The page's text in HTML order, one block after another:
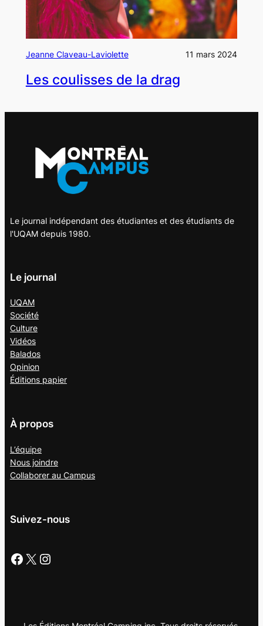
Jeanne Claveau-Laviolette 11 mars 2024
Les coulisses de la drag
Le journal indépendant des étudiantes et des étudiants de
l'UQAM depuis 1980.
Le journal
UQAM
Société
Culture
Vidéos
Balados
Opinion
Éditions papier
À propos
L’équipe
Nous joindre
Collaborer au Campus
Suivez-nous
Facebook X Instagram